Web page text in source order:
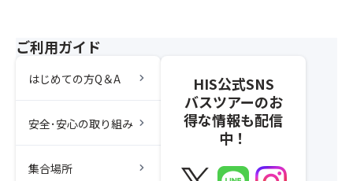
ご利用ガイド
はじめての方Q＆A chevron_right
安全･安心の取り組み chevron_right
集合場所 chevron_right
HIS公式SNS
バスツアーのお
得な情報も配信
中！